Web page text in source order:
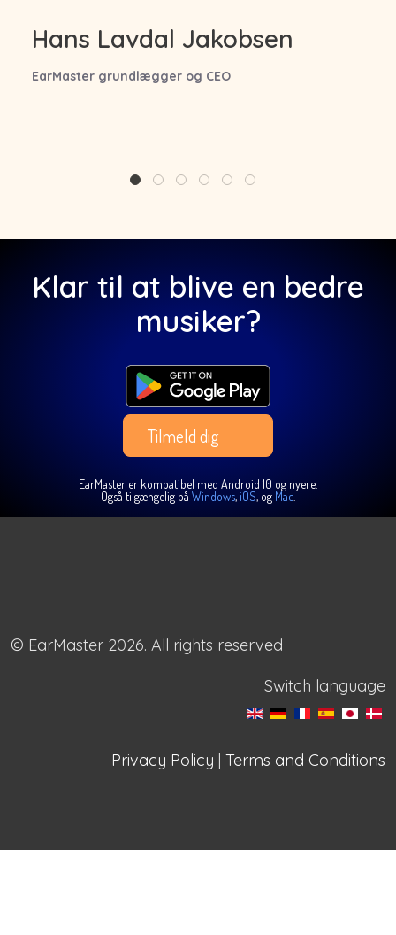
Hans Lavdal Jakobsen
EarMaster grundlægger og CEO
1 2 3 4 5 6
Klar til at blive en bedre
musiker?
Tilmeld dig
EarMaster er kompatibel med Android 10 og nyere.
Også tilgængelig på Windows,iOS, og Mac
© EarMaster 2026. All rights reserved
Switch language
Privacy Policy | Terms and Conditions